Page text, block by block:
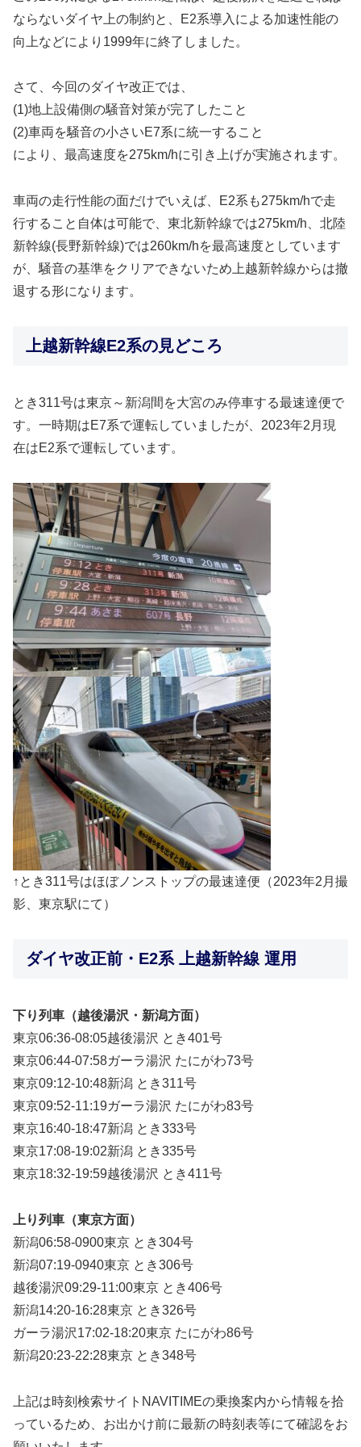
ならないダイヤ上の制約と、E2系導入による加速性能の
向上などにより1999年に終了しました。
さて、今回のダイヤ改正では、
(1)地上設備側の騒音対策が完了したこと
(2)車両を騒音の小さいE7系に統一すること
により、最高速度を275km/hに引き上げが実施されます。
車両の走行性能の面だけでいえば、E2系も275km/hで走
行すること自体は可能で、東北新幹線では275km/h、北陸
新幹線(長野新幹線)では260km/hを最高速度としています
が、騒音の基準をクリアできないため上越新幹線からは撤
退する形になります。
上越新幹線E2系の見どころ
とき311号は東京～新潟間を大宮のみ停車する最速達便で
す。一時期はE7系で運転していましたが、2023年2月現
在はE2系で運転しています。
↑とき311号はほぼノンストップの最速達便（2023年2月撮
影、東京駅にて）
ダイヤ改正前・E2系 上越新幹線 運用
下り列車（越後湯沢・新潟方面）
東京06:36-08:05越後湯沢 とき401号
東京06:44-07:58ガーラ湯沢 たにがわ73号
東京09:12-10:48新潟 とき311号
東京09:52-11:19ガーラ湯沢 たにがわ83号
東京16:40-18:47新潟 とき333号
東京17:08-19:02新潟 とき335号
東京18:32-19:59越後湯沢 とき411号
上り列車（東京方面）
新潟06:58-0900東京 とき304号
新潟07:19-0940東京 とき306号
越後湯沢09:29-11:00東京 とき406号
新潟14:20-16:28東京 とき326号
ガーラ湯沢17:02-18:20東京 たにがわ86号
新潟20:23-22:28東京 とき348号
上記は時刻検索サイトNAVITIMEの乗換案内から情報を拾
っているため、お出かけ前に最新の時刻表等にて確認をお